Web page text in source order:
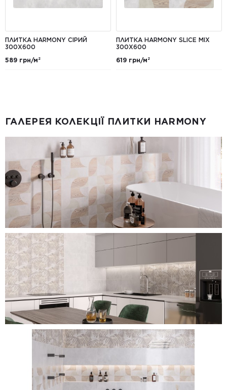
ПЛИТКА HARMONY СІРИЙ
300X600
589 грн/м²
ПЛИТКА HARMONY SLICE MIX
300X600
619 грн/м²
ГАЛЕРЕЯ КОЛЕКЦІЇ ПЛИТКИ HARMONY